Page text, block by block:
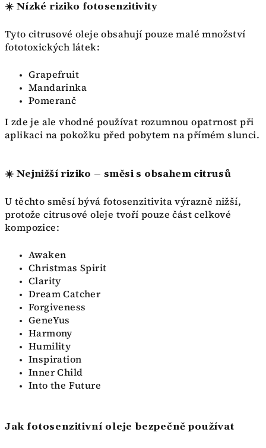
☀️ Nízké riziko fotosenzitivity
Tyto citrusové oleje obsahují pouze malé množství
fototoxických látek:
Grapefruit
Mandarinka
Pomeranč
I zde je ale vhodné používat rozumnou opatrnost při
aplikaci na pokožku před pobytem na přímém slunci.
☀️ Nejnižší riziko – směsi s obsahem citrusů
U těchto směsí bývá fotosenzitivita výrazně nižší,
protože citrusové oleje tvoří pouze část celkové
kompozice:
Awaken
Christmas Spirit
Clarity
Dream Catcher
Forgiveness
GeneYus
Harmony
Humility
Inspiration
Inner Child
Into the Future
Jak fotosenzitivní oleje bezpečně používat